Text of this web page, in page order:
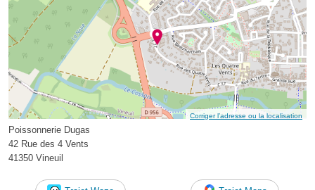
Corriger l’adresse ou la localisation
Poissonnerie Dugas
42 Rue des 4 Vents
41350 Vineuil